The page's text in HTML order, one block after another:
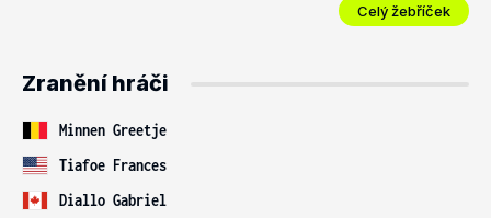
Celý žebříček
Zranění hráči
Minnen Greetje
Tiafoe Frances
Diallo Gabriel